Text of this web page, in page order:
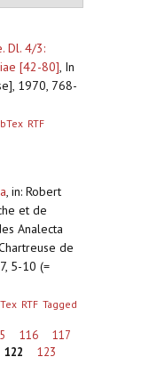
Dl. 4/3:
[42-80], In
1970, 768-
RTF
, in: Robert
et de
Analecta
de
5-10 (=
RTF Tagged
116
117
122
123